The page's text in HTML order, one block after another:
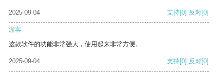
2025-09-04 支持[0] 反对[0]
游客
这款软件的功能非常强大，使用起来非常方便。
2025-09-04 支持[0] 反对[0]